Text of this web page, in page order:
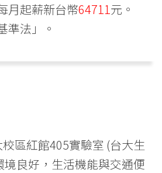
月起薪新台幣64711元。
準法」。
區紅館405實驗室 (台大生
良好，生活機能與交通便